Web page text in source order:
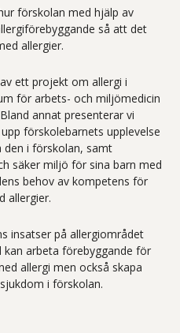
förskolan med hjälp av
så att det
allergier.
ett projekt om allergi i
för arbets- och miljömedicin
annat presenterar vi
förskolebarnets upplevelse
den i förskolan, samt
säker miljö för sina barn med
behov av kompetens för
allergier.
insatser på allergiområdet
kan arbeta förebyggande för
allergi men också skapa
i förskolan.